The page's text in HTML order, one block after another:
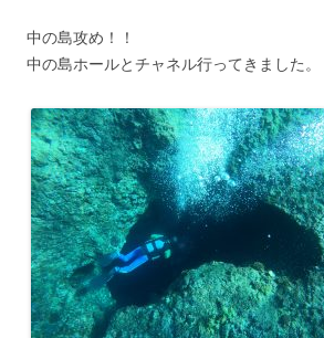
中の島攻め！！
中の島ホールとチャネル行ってきました。